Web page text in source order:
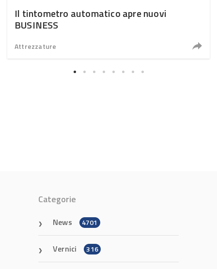
Il tintometro automatico apre nuovi
BUSINESS
Attrezzature
Categorie
News 4701
Vernici 316